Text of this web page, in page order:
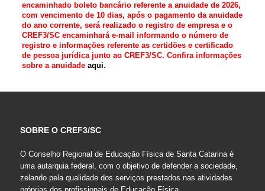
encaminhado boleto bancário referente a anuidade de 2026,
com vencimento de 10 dias, após o pagamento da anuidade
do ano corrente, será realizado o registro de empresa e o
CREF3/SC encaminhará e-mail informando o número de
registro e informações referente as certidões e certificado
de pessoa jurídica junto ao CREF3/SC. Confira informações
sobre a anuidadeaqui.
SOBRE O CREF3/SC
O Conselho Regional de Educação Física de Santa Catarina é
uma autarquia federal, com o objetivo de defender a sociedade,
zelando pela qualidade dos serviços prestados nas atividades